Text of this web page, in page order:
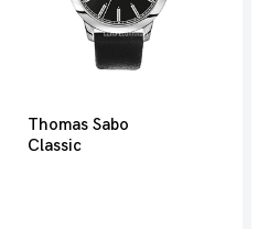
Thomas Sabo
Classic